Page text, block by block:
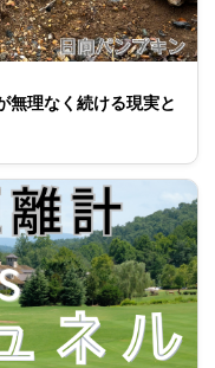
無理なく続ける現実と